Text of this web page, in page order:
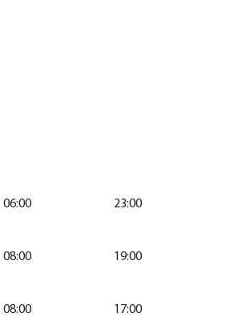
06:00 23:00
08:00 19:00
08:00 17:00